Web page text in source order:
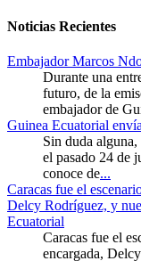
Noticias Recientes
Embajador Marcos
Durante una
futuro, de la
embajador de
Guinea Ecuatorial
Sin duda
el pasado 24 de
conoce de...
Caracas fue el
Delcy Rodríguez, y
Ecuatorial
Caracas fue el
encargada,